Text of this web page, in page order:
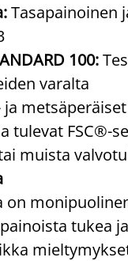
Tasapainoinen
100:
varalta
ja
tulevat FSC®-
muista
on
tukea